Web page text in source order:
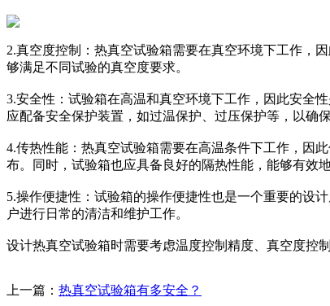
2.真空度控制：热真空试验箱需要在真空环境下工作，
够满足不同试验的真空度要求。
3.安全性：试验箱在高温和真空环境下工作，因此安全
应配备安全保护装置，如过温保护、过压保护等，以确
4.传热性能：热真空试验箱需要在高温条件下工作，因
布。同时，试验箱也应具备良好的隔热性能，能够有效
5.操作便捷性：试验箱的操作便捷性也是一个重要的设
户进行日常的清洁和维护工作。
设计热真空试验箱时需要考虑温度控制精度、真空度控
上一篇： 热真空试验箱有多安全？